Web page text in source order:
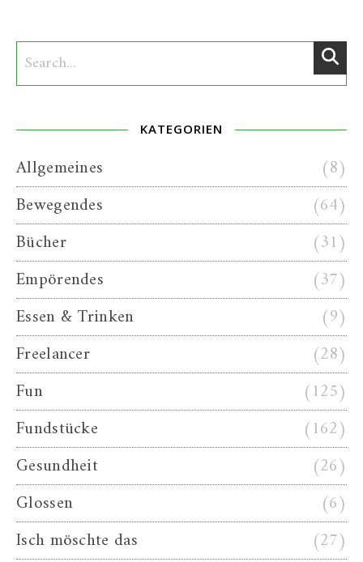
KATEGORIEN
Allgemeines
(8)
Bewegendes
(64)
Bücher
(31)
Empörendes
(37)
Essen & Trinken
(9)
Freelancer
(28)
Fun
(125)
Fundstücke
(162)
Gesundheit
(26)
Glossen
(6)
Isch möschte das
(27)